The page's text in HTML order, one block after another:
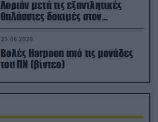
Λοριάν μετά τις εξαντλητικές
θαλάσσιες δοκιμές στον
απαιτητικό Βισκαϊκό
25.06.2026
Βολές Harpoon από τις μονάδες
του ΠΝ (βίντεο)